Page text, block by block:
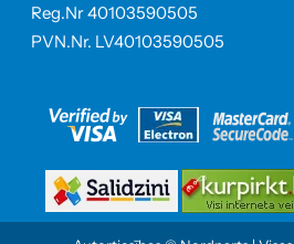
Reg.Nr 40103590505
PVN.Nr. LV40103590505